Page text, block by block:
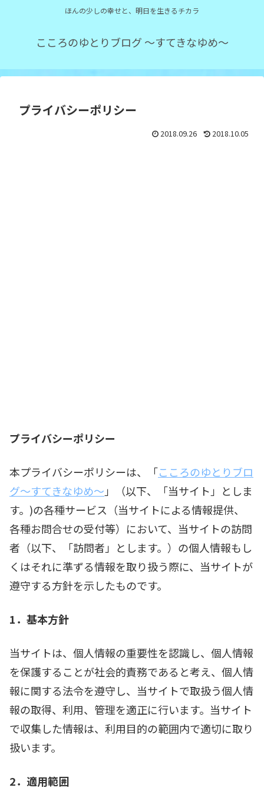
ほんの少しの幸せと、明日を生きるチカラ
こころのゆとりブログ ～すてきなゆめ～
プライバシーポリシー
2018.09.26 2018.10.05
プライバシーポリシー
本プライバシーポリシーは、「こころのゆとりブロ
グ～すてきなゆめ～ 」（以下、「当サイト」としま
す。)の各種サービス（当サイトによる情報提供、
各種お問合せの受付等）において、当サイトの訪問
者（以下、「訪問者」とします。）の個人情報もし
くはそれに準ずる情報を取り扱う際に、当サイトが
遵守する方針を示したものです。
1．基本方針
当サイトは、個人情報の重要性を認識し、個人情報
を保護することが社会的責務であると考え、個人情
報に関する法令を遵守し、当サイトで取扱う個人情
報の取得、利用、管理を適正に行います。当サイト
で収集した情報は、利用目的の範囲内で適切に取り
扱います。
2．適用範囲